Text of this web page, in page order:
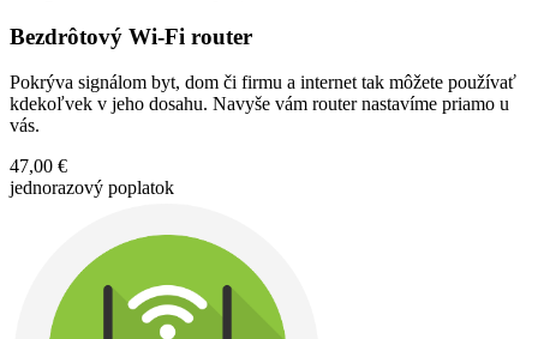
Bezdrôtový Wi-Fi router
Pokrýva signálom byt, dom či firmu a internet tak môžete používať
kdekoľvek v jeho dosahu. Navyše vám router nastavíme priamo u
vás.
47,00 €
jednorazový poplatok